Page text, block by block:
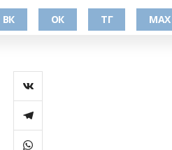
ВК ОК ТГ МАХ